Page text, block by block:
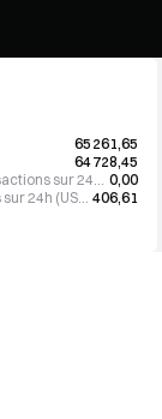
65 261,65
64 728,45
Volume de transactions sur 24h (BTC) 0,00
Chiffre d'affaires sur 24h (USDC) 406,61